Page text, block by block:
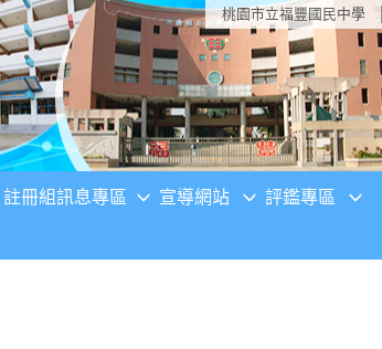
桃園市立福豐國民中學
註冊組訊息專區 宣導網站 評鑑專區